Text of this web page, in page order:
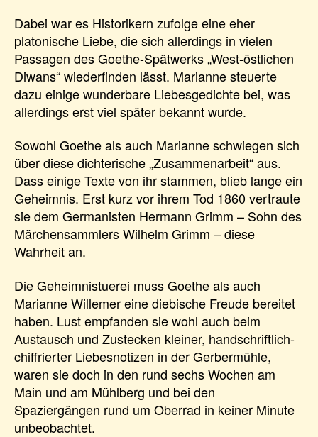
Dabei war es Historikern zufolge eine eher
platonische Liebe, die sich allerdings in vielen
Passagen des Goethe-Spätwerks „West-östlichen
Diwans“ wiederfinden lässt. Marianne steuerte
dazu einige wunderbare Liebesgedichte bei, was
allerdings erst viel später bekannt wurde.
Sowohl Goethe als auch Marianne schwiegen sich
über diese dichterische „Zusammenarbeit“ aus.
Dass einige Texte von ihr stammen, blieb lange ein
Geheimnis. Erst kurz vor ihrem Tod 1860 vertraute
sie dem Germanisten Hermann Grimm – Sohn des
Märchensammlers Wilhelm Grimm – diese
Wahrheit an.
Die Geheimnistuerei muss Goethe als auch
Marianne Willemer eine diebische Freude bereitet
haben. Lust empfanden sie wohl auch beim
Austausch und Zustecken kleiner, handschriftlich-
chiffrierter Liebesnotizen in der Gerbermühle,
waren sie doch in den rund sechs Wochen am
Main und am Mühlberg und bei den
Spaziergängen rund um Oberrad in keiner Minute
unbeobachtet.